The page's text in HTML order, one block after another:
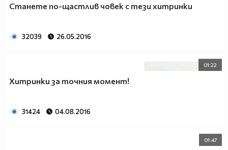
Станете по-щастлив човек с тези хитринки
32039 26.05.2016
01:22
Хитринки за точния момент!
31424 04.08.2016
01:47